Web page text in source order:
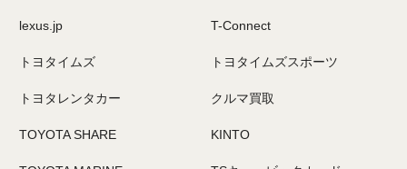
lexus.jp T-Connect
トヨタイムズ トヨタイムズスポーツ
トヨタレンタカー クルマ買取
TOYOTA SHARE KINTO